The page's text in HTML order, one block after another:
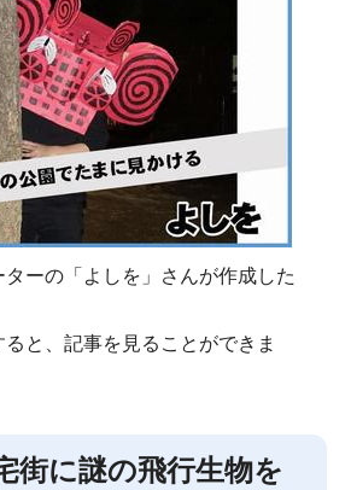
ーの「よしを」さんが作成した
と、記事を見ることができま
街に謎の飛行生物を